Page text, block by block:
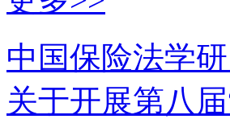
中国保险法学
关于开展第八